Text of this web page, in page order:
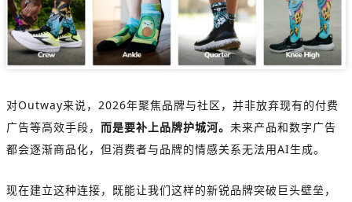
对Outway来说，2026年聚焦品牌与社区，并非放弃现有的付费
广告等高效手段， 而是要补上品牌护城河。 未来产品和数字广告
都会逐渐商品化，但消费者与品牌的情感关系无法用AI生成。
现在建立这种连接，既能让我们这样的新锐品牌突破巨头壁垒，